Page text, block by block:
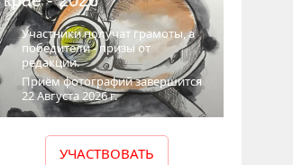
Участники получат грамоты, а
победители - призы от
редакции.
Приём фотографий завершится
22 Августа 2026 г.
УЧАСТВОВАТЬ